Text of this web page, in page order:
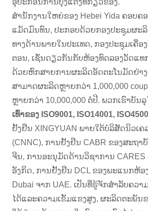
ອຸປະກອນການປຸງແຕ່ງທີ່ກ່ຽວຂ້ອງ.
ສໍານັກງານໃຫຍ່ຂອງ Hebei Yida ຄອບຄ
ແມັດມົນທົນ, ປະກອບດ້ວຍກອງປະຊຸມຜະ
ທາງດ້ານພາຍໃນປະເທດ, ກອງປະຊຸມເຄື່ອ
ຕອນ, ເຊັ່ນດຽວກັນກັບຫ້ອງທົດລອງວັດແທ
ດ້ວຍຫົກສາຍການຜະລິດອັດຕະໂນມັດຢ່າງ
ສາມາດຜະລິດຫຼາຍກວ່າ 1,000,000
ຫຼາຍກວ່າ 10,000,000 ຕໍ່ປີ. ພວກເຮົາບັນລຸ
ເທົ່າຂອງ ISO9001, ISO14001,
ຢັ້ງຢືນ XINGYUAN ພາຍໃຕ້ບໍລິສັດນິວເ
(CNNC), ການຢັ້ງຢືນ CABR ຂອງສະຖ
ຈີນ, ການອະນຸມັດດ້ານວິຊາການ
ອັງກິດ, ການຢັ້ງຢືນ DCL ຂອງພະແນກຫ້ອ
Dubai ຈາກ UAE. ເປັນທີ່ຮູ້ຈັກສໍາລັບຄວ
ໄດ້ແລະຄວາມເຂັ້ມແຂງສູງ, ຜະລິດຕະພັນ